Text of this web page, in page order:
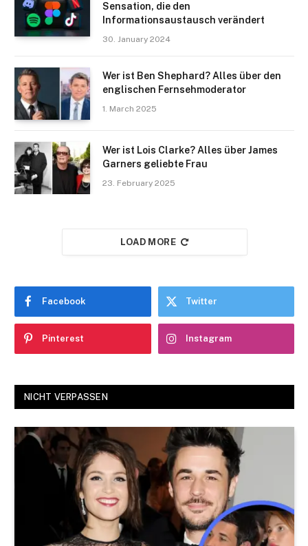
Sensation, die den
Informationsaustausch verändert
30. January 2024
Wer ist Ben Shephard? Alles über den
englischen Fernsehmoderator
1. March 2025
Wer ist Lois Clarke? Alles über James
Garners geliebte Frau
23. February 2025
LOAD MORE
Facebook Twitter
Pinterest Instagram
NICHT VERPASSEN